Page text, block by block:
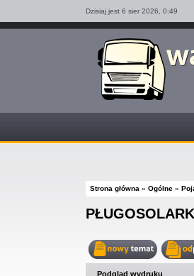
Dzisiaj jest 6 sier 2026, 0:49
Strona główna » Ogólne »
Nowy
Podgląd wydruku